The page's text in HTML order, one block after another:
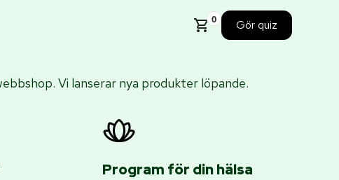
0 Gör quiz
Vi lanserar nya produkter löpande.
Program för din hälsa